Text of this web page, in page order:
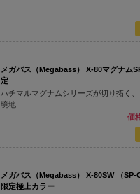
メガバス（Megabass） X-80マグナム
定
ハチマルマグナムシリーズが切り拓く
境地
価
メガバス（Megabass） X-80SW （SP-
限定極上カラー